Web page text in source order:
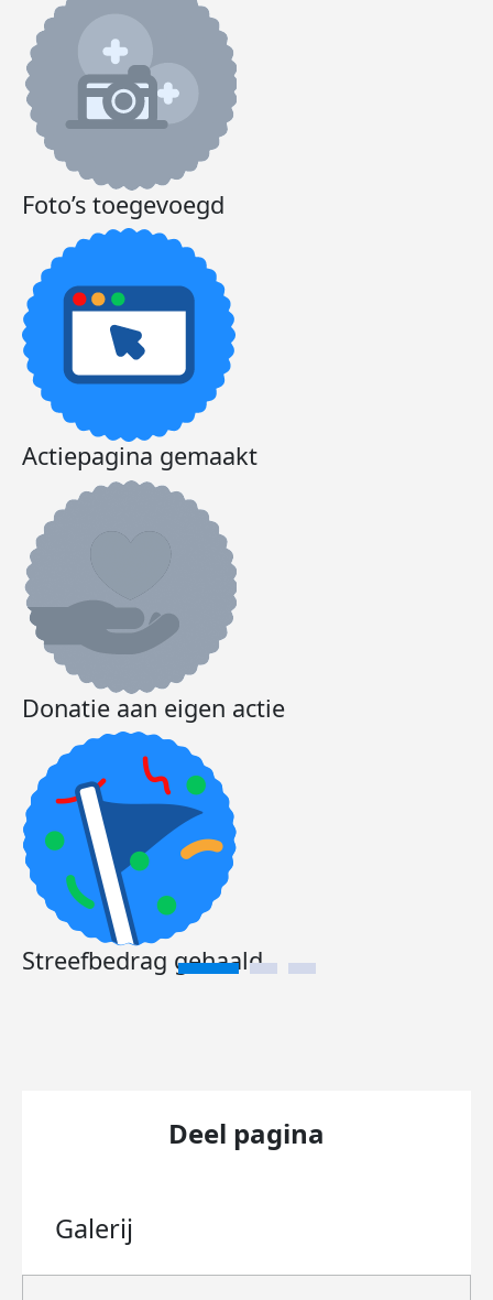
Foto’s toegevoegd
Actiepagina gemaakt
Donatie aan eigen actie
Streefbedrag gehaald
Deel pagina
Galerij